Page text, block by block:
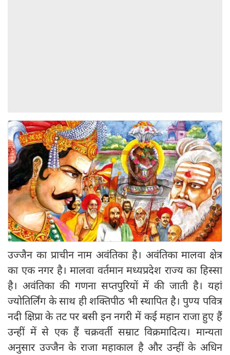
उज्जैन का प्राचीन नाम अवंतिका है। अवंतिका मालवा क्षेत्र
का एक नगर है। मालवा वर्तमान मध्‍यप्रदेश राज्य का हिस्सा
है। अवंतिका की गणना सप्तपुरियों में की जाती है। यहां
ज्योतिर्लिंग के साथ ही शक्तिपीठ भी स्थापित है। पुण्य पवित्र
नदी क्षिप्रा के तट पर बसी इन नगरी में कई महान राजा हुए हैं
उन्हीं में से एक हैं चक्रवर्ती सम्राट विक्रमादित्य। मान्यता
अनुसार उज्जैन के राजा महाकाल है और उन्हीं के अधिन